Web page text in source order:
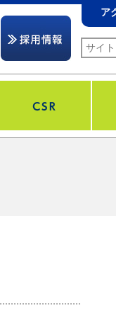
ア